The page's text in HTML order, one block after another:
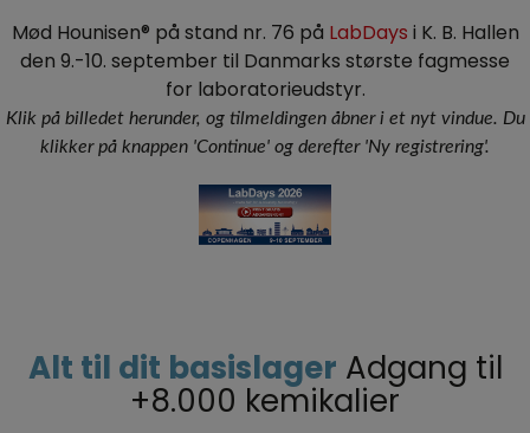
Mød Hounisen® på stand nr. 76 på LabDays i K. B. Hallen
den 9.-10. september til Danmarks største fagmesse
for laboratorieudstyr.
Klik på billedet herunder, og tilmeldingen åbner i et nyt vindue. Du
klikker på knappen 'Continue' og derefter 'Ny registrering'.
Alt til dit basislager Adgang til
+8.000 kemikalier